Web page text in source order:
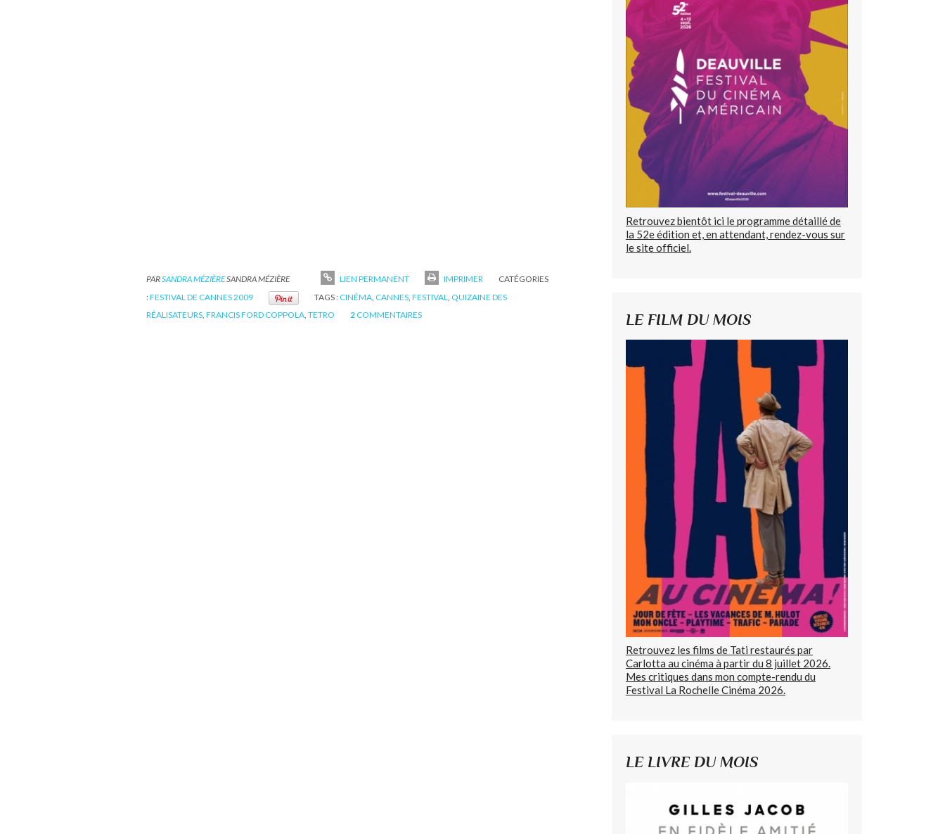
PARSANDRA MÉZIÈRESANDRA MÉZIÈRE LIEN PERMANENT IMPRIMER
CATÉGORIES
:FESTIVAL DE CANNES 2009 TAGS : CINÉMA, CANNES, FESTIVAL, QUIZAINE DES
RÉALISATEURS, FRANCIS FORD COPPOLA, TETRO 2 COMMENTAIRES
Retrouvez bientôt ici le programme détaillé de
la 52e édition et, en attendant, rendez-vous sur
le site officiel.
LE FILM DU MOIS
Retrouvez les films de Tati restaurés par
Carlotta au cinéma à partir du 8 juillet 2026.
Mes critiques dans mon compte-rendu du
Festival La Rochelle Cinéma 2026.
LE LIVRE DU MOIS